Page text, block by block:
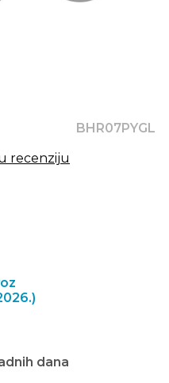
BHR07PYGL
recenziju
dana